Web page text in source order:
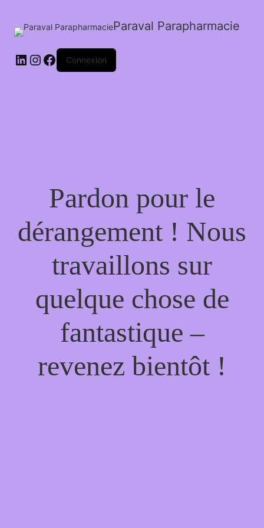
Paraval Parapharmacie
LinkedIn
Instagram
FacebookConnexion
Pardon pour le
dérangement ! Nous
travaillons sur
quelque chose de
fantastique –
revenez bientôt !